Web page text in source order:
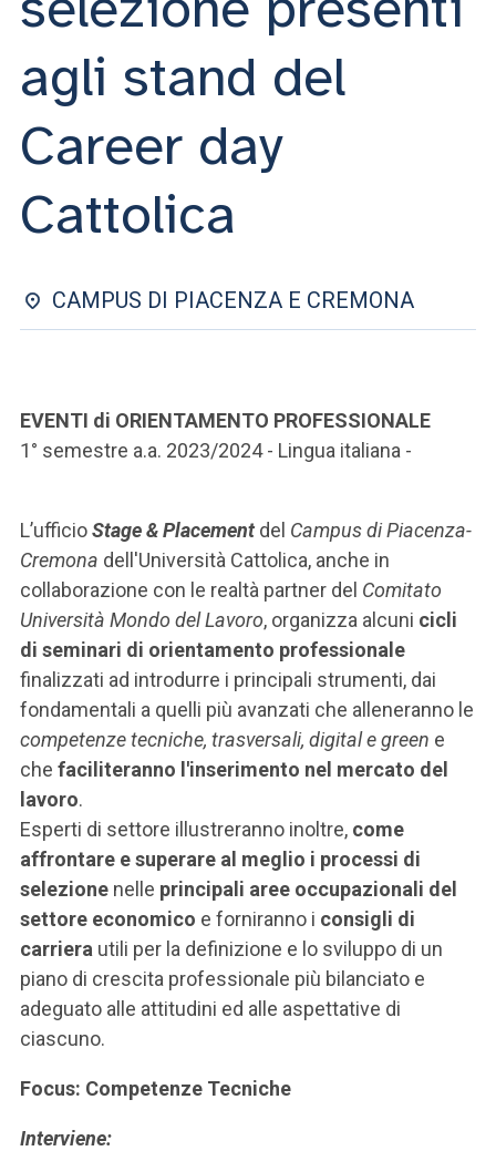
SEI UN DOCENTE O UN MEMBRO DELLO STAFF
ACCEDI A CLOUDMAIL
agli stand del
Career day
Cattolica
CAMPUS DI PIACENZA E CREMONA
EVENTI di ORIENTAMENTO PROFESSIONALE
1° semestre a.a. 2023/2024 - Lingua italiana -
L’ufficioStage & Placementdel Campus di Piacenza-
Cremona dell'Università Cattolica, anche in
collaborazione con le realtà partner del Comitato
Università Mondo del Lavoro, organizza alcuni cicli
di seminari di orientamento professionale
finalizzati ad introdurre i principali strumenti, dai
fondamentali a quelli più avanzati che alleneranno le
competenze tecniche, trasversali, digital e green e
che faciliteranno l'inserimento nel mercato del
lavoro.
Esperti di settore illustreranno inoltre, come
affrontare e superare al meglio i processi di
selezione nelle principali aree occupazionali del
settore economico e forniranno i consigli di
carriera utili per la definizione e lo sviluppo di un
piano di crescita professionale più bilanciato e
adeguato alle attitudini ed alle aspettative di
ciascuno.
Focus: Competenze Tecniche
Interviene: